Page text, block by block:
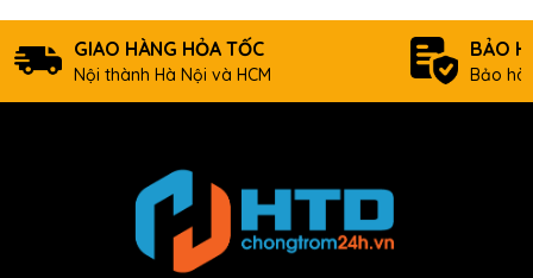
GIAO HÀNG HỎA TỐC
Nội thành Hà Nội và HCM
BẢO
Bảo